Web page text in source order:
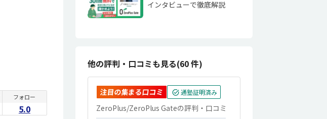
フォロー
5.0
インタビューで徹底解説
他の評判・口コミも見る(60 件)
注目の集まる口コミ 通塾証明済み
ZeroPlus/ZeroPlus Gateの評判・口コミ